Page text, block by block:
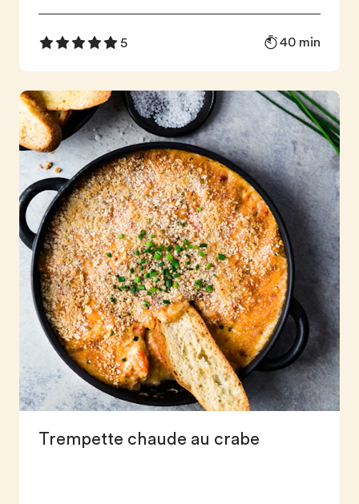
5 40 min
Trempette chaude au crabe